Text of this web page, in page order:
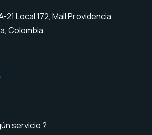
21 Local 172, Mall Providencia,
Colombia
servicio ?